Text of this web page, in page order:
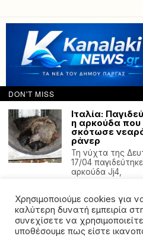
Powered with by Hostville”)
Χρησιμοποιούμε cookies για
καλύτερη δυνατή εμπειρία
συνεχίσετε να
υποθέσουμε πως είστε
DON'T MISS
Ιταλία:
η αρκούδα που
σκότωσε
ράνερ
Τη νύχτα της
17/04
αρκούδα Jj4,
κίνδυνος
– Απαγόρευση
κυκλοφορίας
δάση Λούτσας,